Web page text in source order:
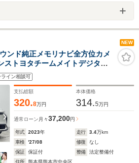
NEW
ド純正メモリナビ全方位カメ
ストヨタチームメイトデジタル
ブレコーダービルトイン
黒革シートステアリングヒータ
ライン相談可
支払総額
320.8万円
本体価格
314.5万円
通常ローン 月々37,200円
年式 2023年 走行 3.4万km
車検
'27/08 修復
なし
保証
保証付 整備
法定整備付
住所
熊本県熊本市中央区